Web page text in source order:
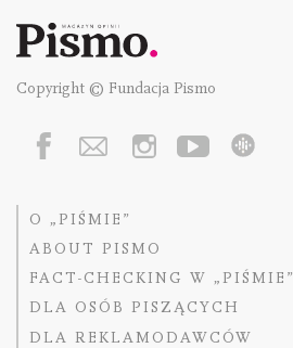
Copyright © Fundacja Pismo
O „PIŚMIE”
ABOUT PISMO
FACT-CHECKING W „PIŚMIE”
DLA OSÓB PISZĄCYCH
DLA REKLAMODAWCÓW